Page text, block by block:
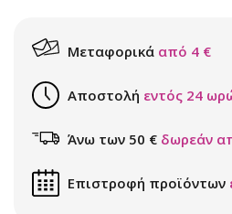
Μεταφορικά από 4 €
Αποστολή εντός 24
Άνω των 50 € δωρεάν
Επιστροφή προϊόντων